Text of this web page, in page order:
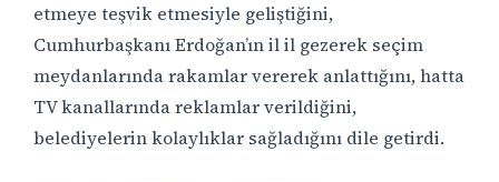
etmeye teşvik etmesiyle geliştiğini,
Cumhurbaşkanı Erdoğan’ın il il gezerek seçim
meydanlarında rakamlar vererek anlattığını, hatta
TV kanallarında reklamlar verildiğini,
belediyelerin kolaylıklar sağladığını dile getirdi.